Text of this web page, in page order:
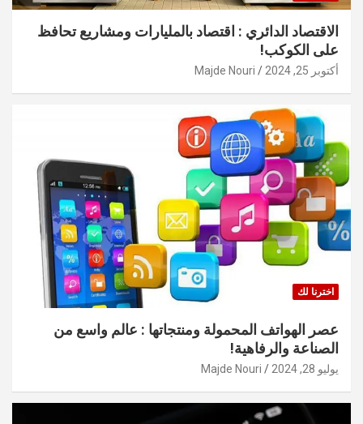
الاقتصاد الدائري : اقتصاد بالمليارات ومشاريع تحافظ
على الكوكب!
أكتوبر 25, 2024 Majde Nouri
اخترنا لك
عصر الهواتف المحمولة ومنتجاتها : عالم واسع من
الصناعة والرفاهية!
يوليو 28, 2024 Majde Nouri